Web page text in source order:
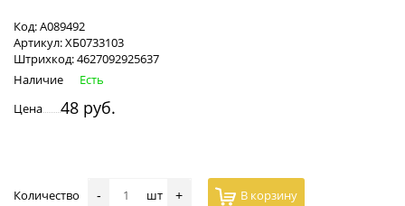
Код:А089492
Артикул:ХБ0733103
Штрихкод:4627092925637
Наличие
Есть
Цена
48 руб.
Количество - шт + В корзину